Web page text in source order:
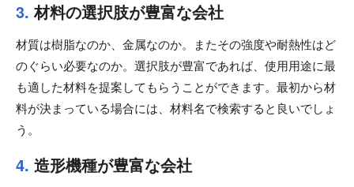
3. 材料の選択肢が豊富な会社
材質は樹脂なのか、金属なのか。またその強度や耐熱性はど
のぐらい必要なのか。選択肢が豊富であれば、使用用途に最
も適した材料を提案してもらうことができます。最初から材
料が決まっている場合には、材料名で検索すると良いでしょ
う。
4. 造形機種が豊富な会社